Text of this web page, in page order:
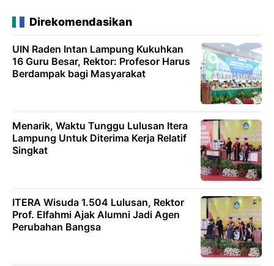
Direkomendasikan
UIN Raden Intan Lampung Kukuhkan
16 Guru Besar, Rektor: Profesor Harus
Berdampak bagi Masyarakat
Menarik, Waktu Tunggu Lulusan Itera
Lampung Untuk Diterima Kerja Relatif
Singkat
ITERA Wisuda 1.504 Lulusan, Rektor
Prof. Elfahmi Ajak Alumni Jadi Agen
Perubahan Bangsa